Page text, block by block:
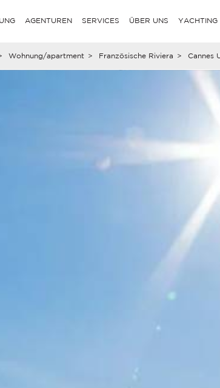
AGENTUREN SERVICES ÜBER UNS YACHTING
Wohnung/apartment > Französische Riviera > Cannes